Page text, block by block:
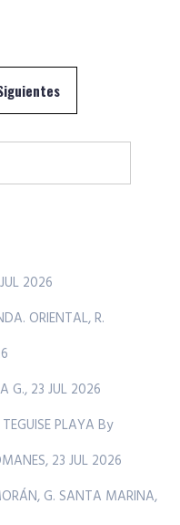
2026
ORIENTAL, R.
G., 23 JUL 2026
PLAYA By
23 JUL 2026
G. SANTA MARINA,